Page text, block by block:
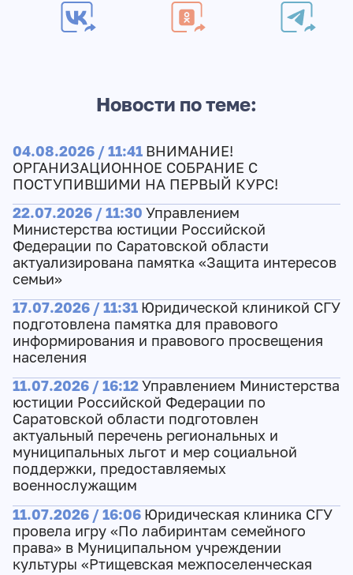
Новости по теме:
04.08.2026 / 11:41 ВНИМАНИЕ!
ОРГАНИЗАЦИОННОЕ СОБРАНИЕ С
ПОСТУПИВШИМИ НА ПЕРВЫЙ КУРС!
22.07.2026 / 11:30 Управлением
Министерства юстиции Российской
Федерации по Саратовской области
актуализирована памятка «Защита интересов
семьи»
17.07.2026 / 11:31 Юридической клиникой СГУ
подготовлена памятка для правового
информирования и правового просвещения
населения
11.07.2026 / 16:12Управлением Министерства
юстиции Российской Федерации по
Саратовской области подготовлен
актуальный перечень региональных и
муниципальных льгот и мер социальной
поддержки, предоставляемых
военнослужащим
11.07.2026 / 16:06 Юридическая клиника СГУ
провела игру «По лабиринтам семейного
права» в Муниципальном учреждении
культуры «Ртищевская межпоселенческая